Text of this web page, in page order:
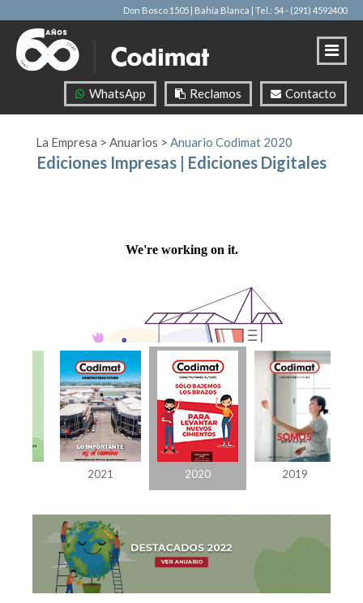
Don Bosco 1505 | Bahía Blanca | Tel.: 54 - (291) 4592400
WhatsApp Reclamos Contacto
La Empresa > Anuarios > Anuario Codimat 2020
Ediciones Impresas| Ediciones Digitales
2021 2020 2019